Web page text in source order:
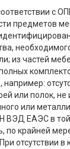
предметов
частей
или полок,
или
ЕАЭС в
крайней
отсутствии